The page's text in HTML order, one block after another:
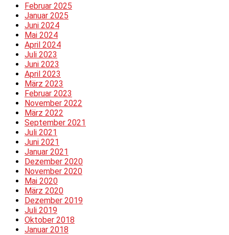
Februar 2025
Januar 2025
Juni 2024
Mai 2024
April 2024
Juli 2023
Juni 2023
April 2023
März 2023
Februar 2023
November 2022
März 2022
September 2021
Juli 2021
Juni 2021
Januar 2021
Dezember 2020
November 2020
Mai 2020
März 2020
Dezember 2019
Juli 2019
Oktober 2018
Januar 2018